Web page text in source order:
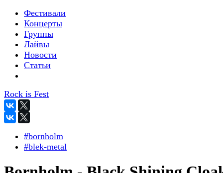
Фестивали
Концерты
Группы
Лайвы
Новости
Статьи
Rock is Fest
#bornholm
#blek-metal